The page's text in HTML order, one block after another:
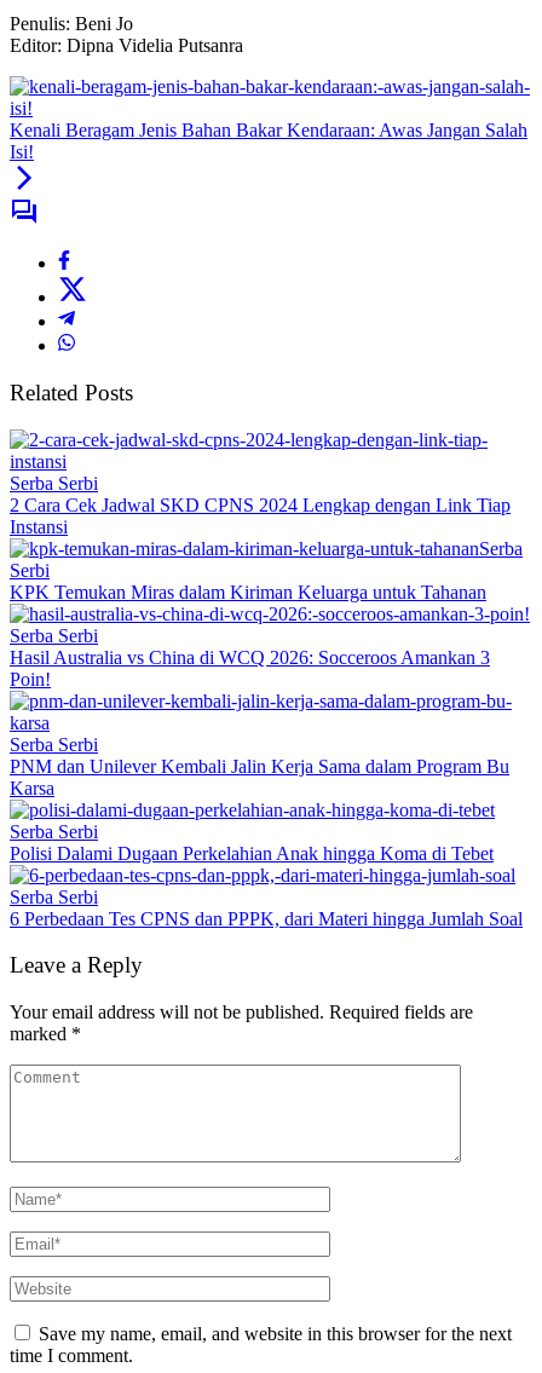
Penulis: Beni Jo
Editor: Dipna Videlia Putsanra
Kenali Beragam Jenis Bahan Bakar Kendaraan: Awas Jangan Salah
Isi!
Related Posts
Serba Serbi
2 Cara Cek Jadwal SKD CPNS 2024 Lengkap dengan Link Tiap
Instansi
Serba
Serbi
KPK Temukan Miras dalam Kiriman Keluarga untuk Tahanan
Serba Serbi
Hasil Australia vs China di WCQ 2026: Socceroos Amankan 3
Poin!
Serba Serbi
PNM dan Unilever Kembali Jalin Kerja Sama dalam Program Bu
Karsa
Serba Serbi
Polisi Dalami Dugaan Perkelahian Anak hingga Koma di Tebet
Serba Serbi
6 Perbedaan Tes CPNS dan PPPK, dari Materi hingga Jumlah Soal
Leave a Reply
Your email address will not be published. Required fields are
marked *
Save my name, email, and website in this browser for the next
time I comment.